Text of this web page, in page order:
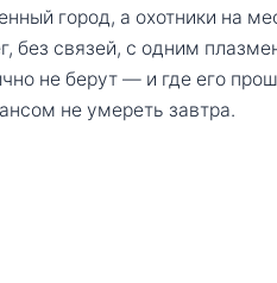
город, а охотники на
без связей, с одним
не берут — и где его
не умереть завтра.